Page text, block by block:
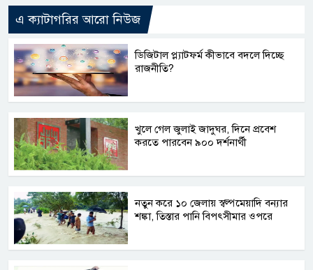
এ ক্যাটাগরির আরো নিউজ
ডিজিটাল প্ল্যাটফর্ম কীভাবে বদলে দিচ্ছে
রাজনীতি?
খুলে গেল জুলাই জাদুঘর, দিনে প্রবেশ
করতে পারবেন ৯০০ দর্শনার্থী
নতুন করে ১০ জেলায় স্বল্পমেয়াদি বন্যার
শঙ্কা, তিস্তার পানি বিপৎসীমার ওপরে